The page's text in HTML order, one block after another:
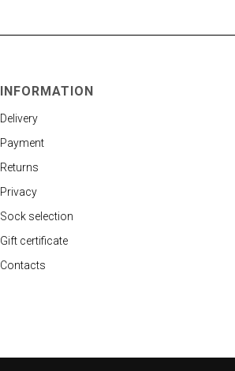
INFORMATION
Delivery
Payment
Returns
Privacy
Sock selection
Gift certificate
Contacts